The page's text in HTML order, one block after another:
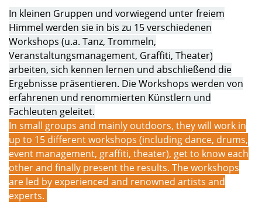
In kleinen Gruppen und vorwiegend unter freiem
Himmel werden sie in bis zu 15 verschiedenen
Workshops (u.a. Tanz, Trommeln,
Veranstaltungsmanagement, Graffiti, Theater)
arbeiten, sich kennen lernen und abschließend die
Ergebnisse präsentieren. Die Workshops werden von
erfahrenen und renommierten Künstlern und
Fachleuten geleitet.
In small groups and mainly outdoors, they will work in
up to 15 different workshops (including dance, drums,
event management, graffiti, theater), get to know each
other and finally present the results. The workshops
are led by experienced and renowned artists and
experts.